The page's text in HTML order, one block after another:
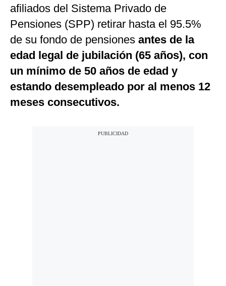
afiliados del Sistema Privado de
Pensiones (SPP) retirar hasta el 95.5%
de su fondo de pensiones antes de la
edad legal de jubilación (65 años), con
un mínimo de 50 años de edad y
estando desempleado por al menos 12
meses consecutivos.